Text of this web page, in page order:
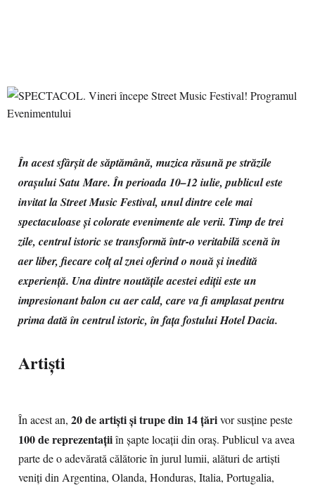
În acest sfârșit de săptămână, muzica răsună pe străzile
orașului Satu Mare. În perioada 10–12 iulie, publicul este
invitat la Street Music Festival, unul dintre cele mai
spectaculoase și colorate evenimente ale verii. Timp de trei
zile, centrul istoric se transformă într-o veritabilă scenă în
aer liber, fiecare colț al znei oferind o nouă și inedită
experiență. Una dintre noutățile acestei ediții este un
impresionant balon cu aer cald, care va fi amplasat pentru
prima dată în centrul istoric, în fața fostului Hotel Dacia.
Artiști
În acest an, 20 de artiști și trupe din 14 țărivor susține peste
100 de reprezentațiiîn șapte locații din oraș. Publicul va avea
parte de o adevărată călătorie în jurul lumii, alături de artiști
veniți din Argentina, Olanda, Honduras, Italia, Portugalia,